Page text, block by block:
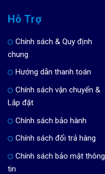
Hỗ Trợ
Chính sách & Quy định
chung
Hướng dẫn thanh toán
Chính sách vận chuyển &
Lắp đặt
Chính sách bảo hành
Chính sách đổi trả hàng
Chính sách bảo mật thông
tin